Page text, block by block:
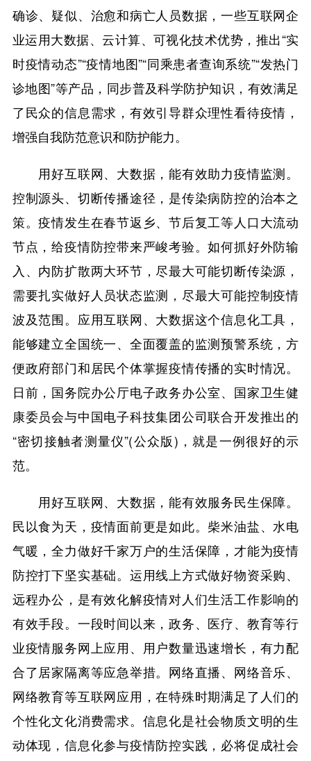
确诊、疑似、治愈和病亡人员数据，一些互联网企
业运用大数据、云计算、可视化技术优势，推出“实
时疫情动态”“疫情地图”“同乘患者查询系统”“发热门
诊地图”等产品，同步普及科学防护知识，有效满足
了民众的信息需求，有效引导群众理性看待疫情，
增强自我防范意识和防护能力。
用好互联网、大数据，能有效助力疫情监测。
控制源头、切断传播途径，是传染病防控的治本之
策。疫情发生在春节返乡、节后复工等人口大流动
节点，给疫情防控带来严峻考验。如何抓好外防输
入、内防扩散两大环节，尽最大可能切断传染源，
需要扎实做好人员状态监测，尽最大可能控制疫情
波及范围。应用互联网、大数据这个信息化工具，
能够建立全国统一、全面覆盖的监测预警系统，方
便政府部门和居民个体掌握疫情传播的实时情况。
日前，国务院办公厅电子政务办公室、国家卫生健
康委员会与中国电子科技集团公司联合开发推出的
“密切接触者测量仪”(公众版)，就是一例很好的示
范。
用好互联网、大数据，能有效服务民生保障。
民以食为天，疫情面前更是如此。柴米油盐、水电
气暖，全力做好千家万户的生活保障，才能为疫情
防控打下坚实基础。运用线上方式做好物资采购、
远程办公，是有效化解疫情对人们生活工作影响的
有效手段。一段时间以来，政务、医疗、教育等行
业疫情服务网上应用、用户数量迅速增长，有力配
合了居家隔离等应急举措。网络直播、网络音乐、
网络教育等互联网应用，在特殊时期满足了人们的
个性化文化消费需求。信息化是社会物质文明的生
动体现，信息化参与疫情防控实践，必将促成社会